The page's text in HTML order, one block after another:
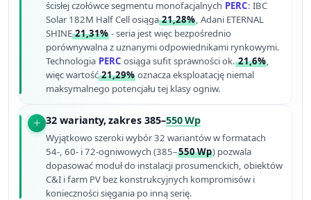
ścisłej czołówce segmentu monofacjalnych PERC: IBC
Solar 182M Half Cell osiąga21,28%, Adani ETERNAL
SHINE21,31% - seria jest więc bezpośrednio
porównywalna z uznanymi odpowiednikami rynkowymi.
Technologia PERC osiąga sufit sprawności ok.21,6%,
więc wartość21,29% oznacza eksploatację niemal
maksymalnego potencjału tej klasy ogniw.
32 warianty, zakres 385–550 Wp
Wyjątkowo szeroki wybór 32 wariantów w formatach
54-, 60- i 72-ogniwowych (385–550 Wp) pozwala
dopasować moduł do instalacji prosumenckich, obiektów
C&I i farm PV bez konstruk­cyjnych kompromisów i
konieczności sięgania po inną serię.